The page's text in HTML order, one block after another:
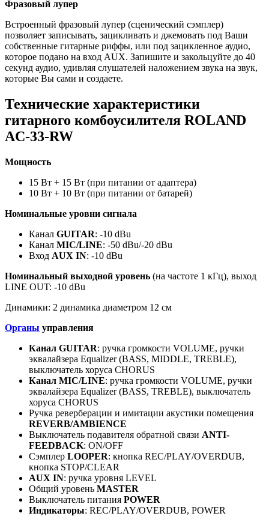
Фразовый лупер
Встроенный фразовый лупер (сценический сэмплер)
позволяет записывать, зацикливать и джемовать под Ваши
собственные гитарные риффы, или под зацикленное аудио,
которое подано на вход AUX. Запишите и закольцуйте до 40
секунд аудио, удивляя слушателей наложением звука на звук,
которые Вы сами и создаете.
Технические характеристики
гитарного комбоусилителя ROLAND
AC-33-RW
Мощность
15 Вт + 15 Вт (при питании от адаптера)
10 Вт + 10 Вт (при питании от батарей)
Номинальные уровни сигнала
Канал GUITAR: -10 dBu
Канал MIC/LINE: -50 dBu/-20 dBu
Вход AUX IN: -10 dBu
Номинальный выходной уровень (на частоте 1 кГц), выход
LINE OUT: -10 dBu
Динамики: 2 динамика диаметром 12 см
Органы управления
Канал GUITAR: ручка громкости VOLUME, ручки
эквалайзера Equalizer (BASS, MIDDLE, TREBLE),
выключатель хоруса CHORUS
Канал MIC/LINE: ручка громкости VOLUME, ручки
эквалайзера Equalizer (BASS, TREBLE), выключатель
хоруса CHORUS
Ручка реверберации и имитации акустики помещения
REVERB/AMBIENCE
Выключатель подавителя обратной связи ANTI-
FEEDBACK: ON/OFF
Сэмплер LOOPER: кнопка REC/PLAY/OVERDUB,
кнопка STOP/CLEAR
AUX IN: ручка уровня LEVEL
Общий уровень MASTER
Выключатель питания POWER
Индикаторы: REC/PLAY/OVERDUB, POWER